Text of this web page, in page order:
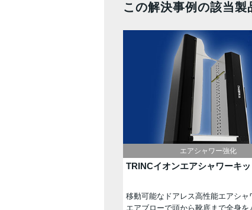
この解決事例の該当製
エアシャワー強化
TRINCイオンエアシャワーキッ
移動可能なドアレス高性能エアシャ
エアブローで頭から靴底まで全身を